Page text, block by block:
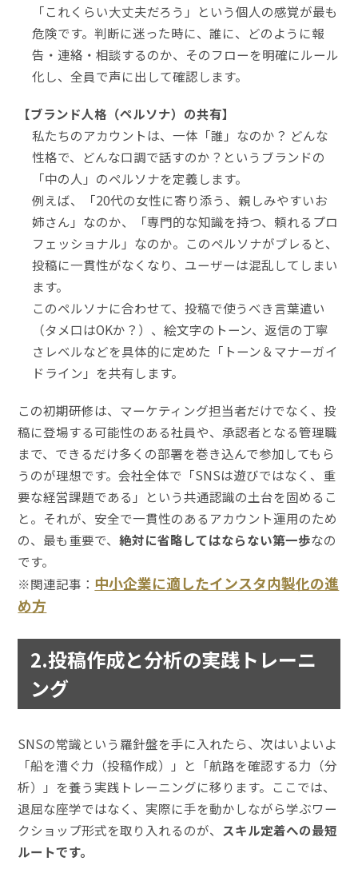
「これくらい大丈夫だろう」という個人の感覚が最も
危険です。判断に迷った時に、誰に、どのように報
告・連絡・相談するのか、そのフローを明確にルール
化し、全員で声に出して確認します。
【ブランド人格（ペルソナ）の共有】
私たちのアカウントは、一体「誰」なのか？ どんな
性格で、どんな口調で話すのか？というブランドの
「中の人」のペルソナを定義します。
例えば、「20代の女性に寄り添う、親しみやすいお
姉さん」なのか、「専門的な知識を持つ、頼れるプロ
フェッショナル」なのか。このペルソナがブレると、
投稿に一貫性がなくなり、ユーザーは混乱してしまい
ます。
このペルソナに合わせて、投稿で使うべき言葉遣い
（タメ口はOKか？）、絵文字のトーン、返信の丁寧
さレベルなどを具体的に定めた「トーン＆マナーガイ
ドライン」を共有します。
この初期研修は、マーケティング担当者だけでなく、投
稿に登場する可能性のある社員や、承認者となる管理職
まで、できるだけ多くの部署を巻き込んで参加してもら
うのが理想です。会社全体で「SNSは遊びではなく、重
要な経営課題である」という共通認識の土台を固めるこ
と。それが、安全で一貫性のあるアカウント運用のため
の、最も重要で、絶対に省略してはならない第一歩なの
です。
※関連記事： 中小企業に適したインスタ内製化の進
め方
2.投稿作成と分析の実践トレーニ
ング
SNSの常識という羅針盤を手に入れたら、次はいよいよ
「船を漕ぐ力（投稿作成）」と「航路を確認する力（分
析）」を養う実践トレーニングに移ります。ここでは、
退屈な座学ではなく、実際に手を動かしながら学ぶワー
クショップ形式を取り入れるのが、 スキル定着への最短
ルートです。